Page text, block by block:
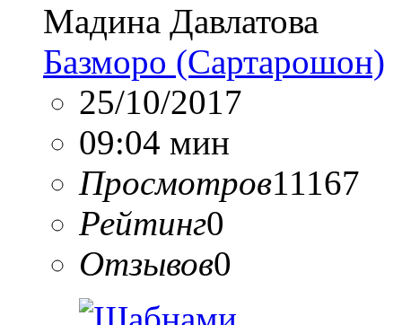
Мадина Давлатова
Базморо (Сартарошон)
25/10/2017
09:04 мин
Просмотров11167
Рейтинг0
Отзывов0